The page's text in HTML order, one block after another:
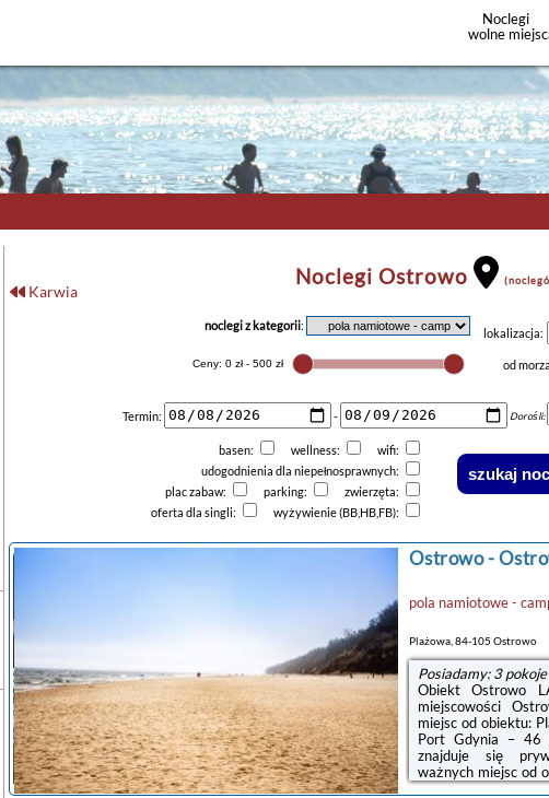
Noclegi
wolne
Noclegi Ostrowo
Karwia
noclegi z kategorii:
lokalizacja:
od
Termin: - Dorośli:
basen: wellness:
wifi:
udogodnienia dla niepełnosprawnych:
plac zabaw:
parking:
zwierzęta:
oferta dla singli:
wyżywienie (BB,HB,FB):
Ostrowo-
pola namiotowe -
Plażowa, 84-105 Ostrowo
Posiadamy: 3 pokoje
Obiekt Ostrowo
miejscowości
miejsc od obiektu:
Port Gdynia – 46
znajduje się
ważnych miejsc od
49 km, Dworzec